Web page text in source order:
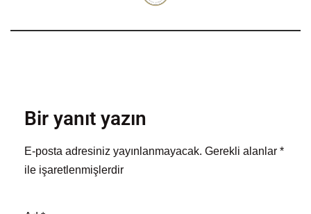
Bir yanıt yazın
E-posta adresiniz yayınlanmayacak. Gerekli alanlar *
ile işaretlenmişlerdir